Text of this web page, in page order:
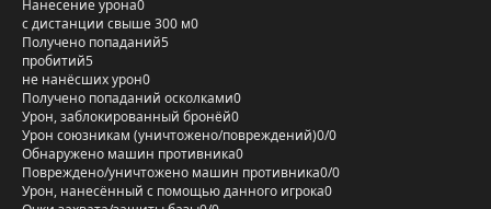
Нанесение урона0
с дистанции свыше 300 м0
Получено попаданий5
пробитий5
не нанёсших урон0
Получено попаданий осколками0
Урон, заблокированный бронёй0
Урон союзникам (уничтожено/повреждений)0/0
Обнаружено машин противника0
Повреждено/уничтожено машин противника0/0
Урон, нанесённый с помощью данного игрока0